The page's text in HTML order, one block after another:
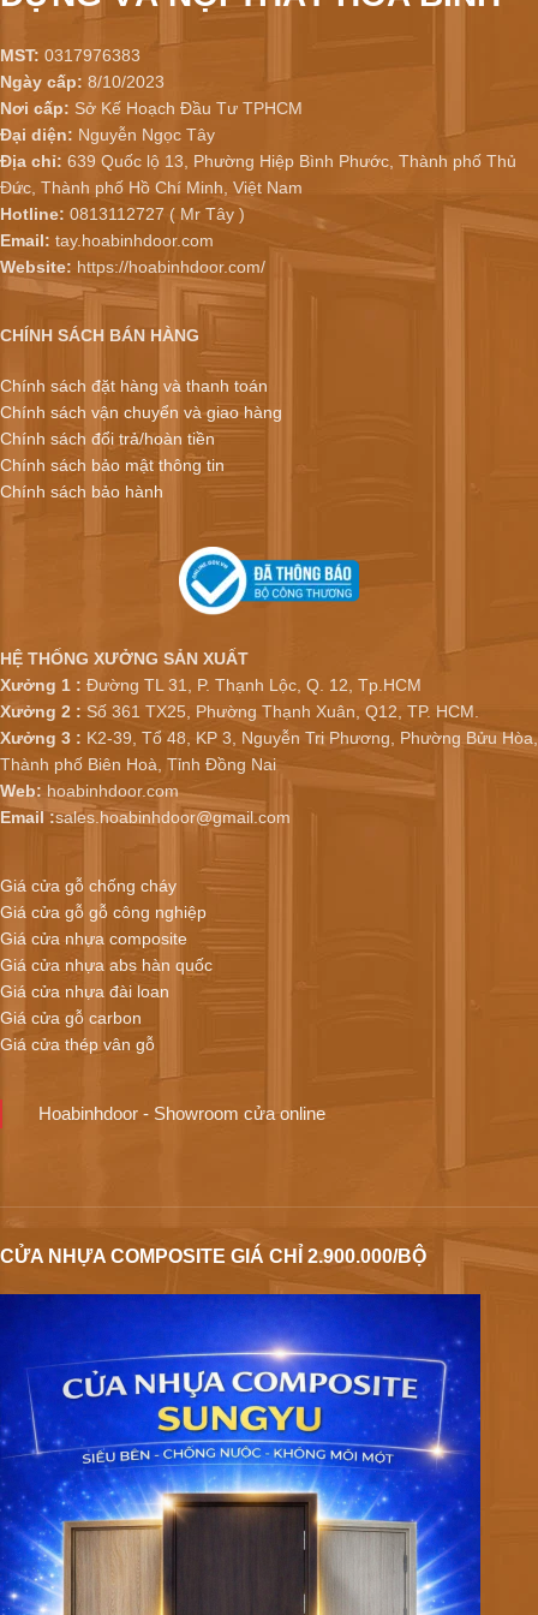
MST: 0317976383
Ngày cấp: 8/10/2023
Nơi cấp: Sở Kế Hoạch Đầu Tư TPHCM
Đại diện: Nguyễn Ngọc Tây
Địa chỉ: 639 Quốc lộ 13, Phường Hiệp Bình Phước, Thành phố Thủ
Đức, Thành phố Hồ Chí Minh, Việt Nam
Hotline: 0813112727 ( Mr Tây )
Email: tay.hoabinhdoor.com
Website: https://hoabinhdoor.com/
CHÍNH SÁCH BÁN HÀNG
Chính sách đặt hàng và thanh toán
Chính sách vận chuyển và giao hàng
Chính sách đổi trả/hoàn tiền
Chính sách bảo mật thông tin
Chính sách bảo hành
HỆ THỐNG XƯỞNG SẢN XUẤT
Xưởng 1 : Đường TL 31, P. Thạnh Lộc, Q. 12, Tp.HCM
Xưởng 2 : Số 361 TX25, Phường Thạnh Xuân, Q12, TP. HCM.
Xưởng 3 : K2-39, Tổ 48, KP 3, Nguyễn Tri Phương, Phường Bửu Hòa,
Thành phố Biên Hoà, Tỉnh Đồng Nai
Web: hoabinhdoor.com
Email :sales.hoabinhdoor@gmail.com
Giá cửa gỗ chống cháy
Giá cửa gỗ gỗ công nghiệp
Giá cửa nhựa composite
Giá cửa nhựa abs hàn quốc
Giá cửa nhựa đài loan
Giá cửa gỗ carbon
Giá cửa thép vân gỗ
Hoabinhdoor - Showroom cửa online
CỬA NHỰA COMPOSITE GIÁ CHỈ 2.900.000/BỘ